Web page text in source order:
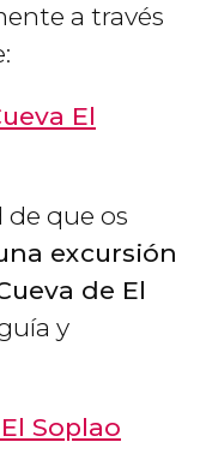
a través
El
de que os
excursión
de El
y
Soplao